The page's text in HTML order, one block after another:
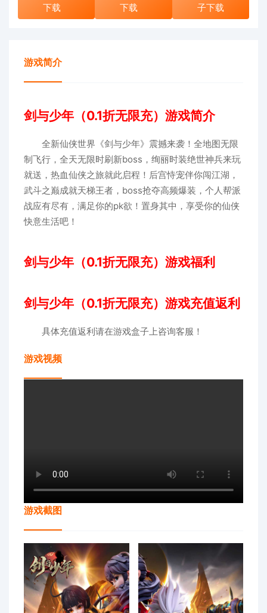
下载
下载
子下载
游戏简介
剑与少年（0.1折无限充）游戏简介
全新仙侠世界《剑与少年》震撼来袭！全地图无限
制飞行，全天无限时刷新boss，绚丽时装绝世神兵来玩
就送，热血仙侠之旅就此启程！后宫恃宠伴你闯江湖，
武斗之巅成就天梯王者，boss抢夺高频爆装，个人帮派
战应有尽有，满足你的pk欲！置身其中，享受你的仙侠
快意生活吧！
剑与少年（0.1折无限充）游戏福利
剑与少年（0.1折无限充）游戏充值返利
具体充值返利请在游戏盒子上咨询客服！
游戏视频
游戏截图